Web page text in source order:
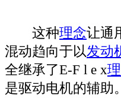
这种理念让通
混动趋向于以发动
全继承了E-F l e x
是驱动电机的辅助。